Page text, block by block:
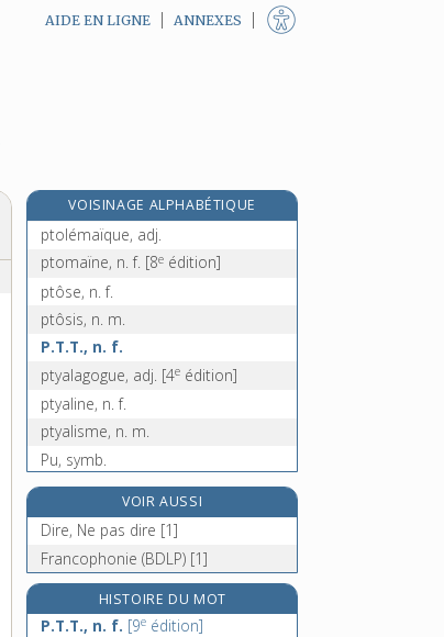
AIDE EN LIGNE ANNEXES
VOISINAGE ALPHABÉTIQUE
ptérosauriens, n. m. pl.
ptolémaïque, adj.
ptomaïne, n. f. [8e édition]
ptôse, n. f.
ptôsis, n. m.
P.T.T., n. f.
ptyalagogue, adj. [4e édition]
ptyaline, n. f.
ptyalisme, n. m.
Pu, symb.
puamment, adv.[7eédition]
puant, -ante, adj.
puanteur, n. f.
pub, n. m.
pubalgie, n. f.
VOIR AUSSI
Dire, Ne pas dire [1]
Francophonie (BDLP) [1]
HISTOIRE DU MOT
P.T.T., n. f. [9e édition]